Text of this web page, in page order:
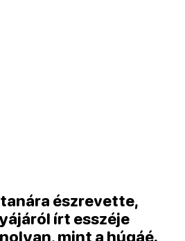
észrevette,
írt esszéje
mint a húgáé.